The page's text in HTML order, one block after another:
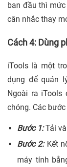
ban đầu thì mức
cân nhắc thay
Cách 4: Dùng
iTools là một
dụng để quản
Ngoài ra iTools
chóng. Các
Bước 1:Tải
Bước 2:Kết
máy tính